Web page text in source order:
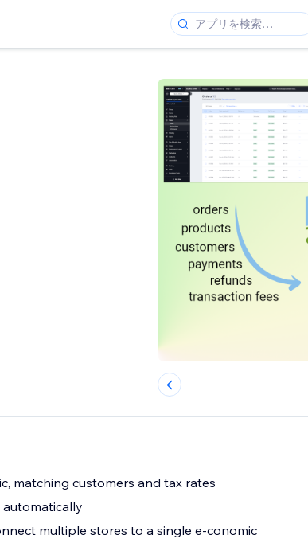
matching customers and tax rates
multiple stores to a single e-conomic